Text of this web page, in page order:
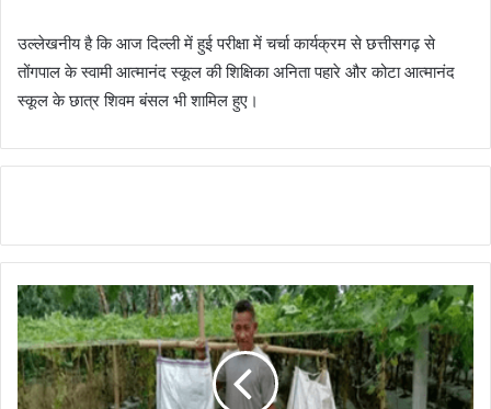
उल्लेखनीय है कि आज दिल्ली में हुई परीक्षा में चर्चा कार्यक्रम से छत्तीसगढ़ से
तोंगपाल के स्वामी आत्मानंद स्कूल की शिक्षिका अनिता पहारे और कोटा आत्मानंद
स्कूल के छात्र शिवम बंसल भी शामिल हुए।